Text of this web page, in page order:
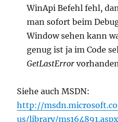
WinApi Befehl fehl,
man sofort beim
Window sehen kann
genug ist ja im Code
GetLastError
Siehe auch MSDN:
http://
us/library/ms164891.aspx